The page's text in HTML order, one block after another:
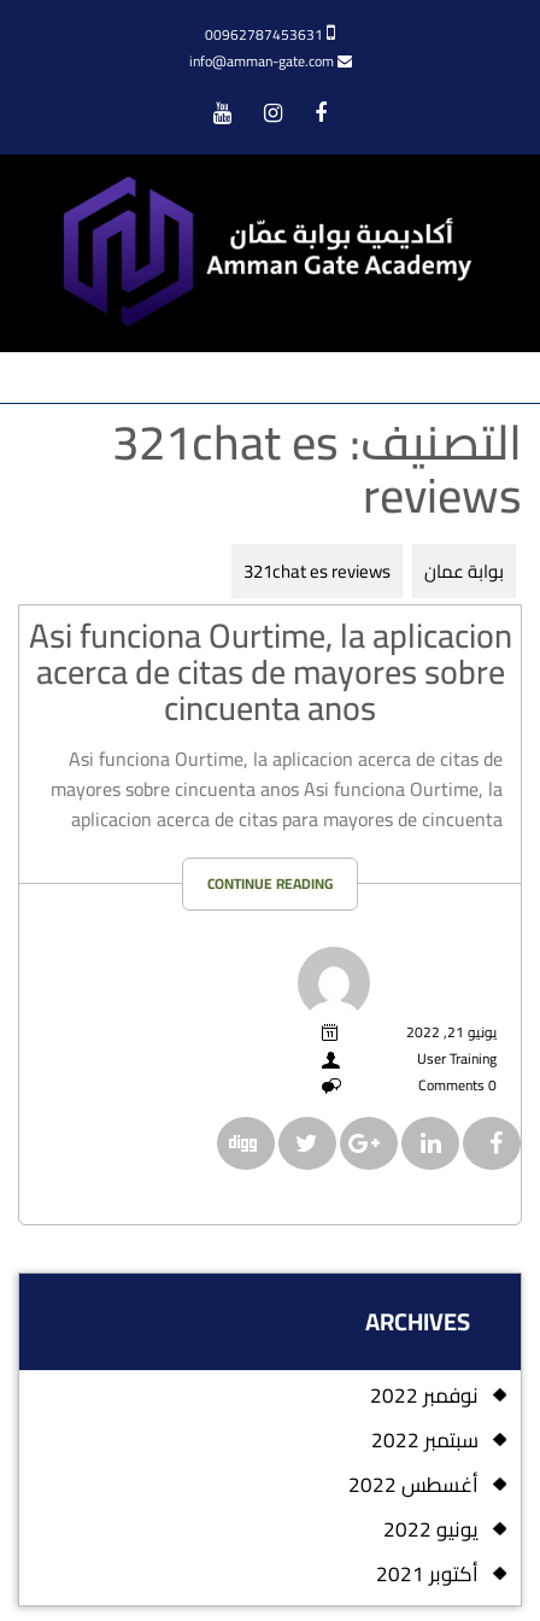
info@amman-gate.com
التصنيف:321chat es
reviews
بوابة عمان 321chat es reviews
Asi funciona Ourtime, la aplicacion
acerca de citas de mayores sobre
cincuenta anos
Asi funciona Ourtime, la aplicacion acerca de citas de
mayores sobre cincuenta anos Asi funciona Ourtime, la
aplicacion acerca de citas para mayores de cincuenta
CONTINUE READING
يونيو 21, 2022
User Training
0 Comments
ARCHIVES
نوفمبر 2022
سبتمبر 2022
أغسطس 2022
يونيو 2022
أكتوبر 2021